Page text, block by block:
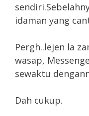
idaman yang
Pergh..lejen la
wasap,
sewaktu
Dah cukup.